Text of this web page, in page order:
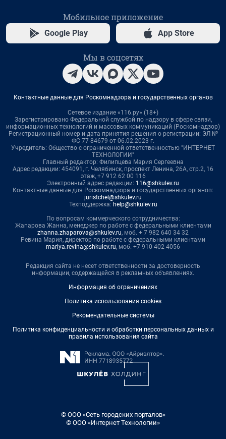
Мобильное приложение
Google Play App Store
Мы в соцсетях
Контактные данные для Роскомнадзора и государственных органов
Сетевое издание «116.ру» (18+)
Зарегистрировано Федеральной службой по надзору в сфере связи,
информационных технологий и массовых коммуникаций (Роскомнадзор)
Регистрационный номер и дата принятия решения о регистрации: ЭЛ №
ФС 77-84679 от 06.02.2023 г.
Учредитель: Общество с ограниченной ответственностью "ИНТЕРНЕТ
ТЕХНОЛОГИИ"
Главный редактор: Филипцева Мария Сергеевна
Адрес редакции: 454091, г. Челябинск, проспект Ленина, 26А, стр.2, 16
этаж, +7 912 62 00 116
Электронный адрес редакции: 116@shkulev.ru
Контактные данные для Роскомнадзора и государственных органов:
juristchel@shkulev.ru
Техподдержка: help@shkulev.ru
По вопросам коммерческого сотрудничества:
Жапарова Жанна, менеджер по работе с федеральными клиентами
zhanna.zhaparova@shkulev.ru, моб. + 7 982 640 34 32
Ревина Мария, директор по работе с федеральными клиентами
mariya.revina@shkulev.ru, моб. +7 910 402 4056
Редакция сайта не несет ответственности за достоверность
информации, содержащейся в рекламных объявлениях.
Информация об ограничениях
Политика использования cookies
Рекомендательные системы
Политика конфиденциальности и обработки персональных данных и
правила использования сайта
© ООО «Сеть городских порталов»
© ООО «Интернет Технологии»